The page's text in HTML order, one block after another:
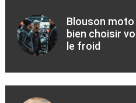
Blouson
bien choisir
le froid